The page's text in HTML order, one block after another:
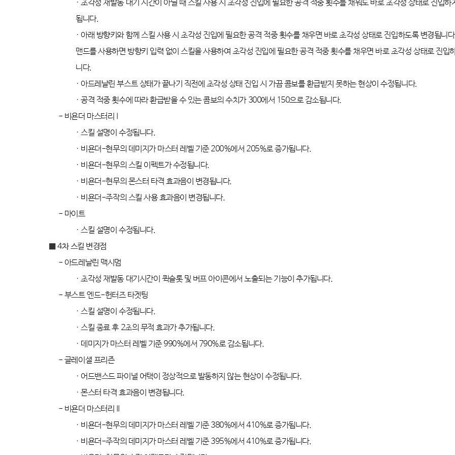
·초각성 재발동 대기 시간이 아닐 때 스킬 사용 시 초각성 진입에 필요한 공격 적중 횟수를 채워도 바로 초각성 상태로 진입하
됩니다.
·아래 방향키와 함께 스킬 사용 시 초각성 진입에 필요한 공격 적중 횟수를 채우면 바로 초각성 상태로 진입하도록 변경됩니다
맨드를 사용하면 방향키 입력 없이 스킬을 사용하여 초각성 진입에 필요한 공격 적중 횟수를 채우면 바로 초각성 상태로 진입
니다.
·아드레날린 부스트 상태가 끝나기 직전에 초각성 상태 진입 시 가끔 콤보를 환급받지 못하는 현상이 수정됩니다.
·공격 적중 횟수에 따라 환급받을 수 있는 콤보의 수치가300에서 150으로 감소됩니다.
- 비욘더 마스터리 I
·스킬 설명이 수정됩니다.
· 비욘더-현무의 데미지가 마스터 레벨 기준 200%에서 205%로 증가됩니다.
· 비욘더-현무의 스킬 이펙트가 수정됩니다.
· 비욘더-현무의 몬스터 타격 효과음이 변경됩니다.
· 비욘더-주작의 스킬 사용 효과음이 변경됩니다.
- 마이트
·스킬 설명이 수정됩니다.
■ 4차 스킬 변경점
- 아드레날린 맥시멈
·초각성 재발동 대기시간이 퀵슬롯 및 버프 아이콘에서 노출되는 기능이 추가됩니다.
- 부스트 엔드-헌터즈 타겟팅
·스킬 설명이 수정됩니다.
·스킬 종료 후 2초의 무적 효과가 추가됩니다.
· 데미지가 마스터 레벨 기준990%에서 790%로 감소됩니다.
- 글레이셜 프리즌
· 어드밴스드 파이널 어택이 정상적으로 발동하지 않는 현상이 수정됩니다.
·몬스터 타격 효과음이 변경됩니다.
- 비욘더 마스터리 II
· 비욘더-현무의 데미지가 마스터 레벨 기준380%에서 410%로 증가됩니다.
· 비욘더-주작의 데미지가 마스터 레벨 기준395%에서 410%로 증가됩니다.